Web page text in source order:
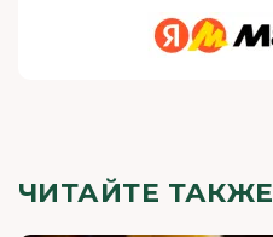
ЧИТАЙТЕ ТАКЖЕ